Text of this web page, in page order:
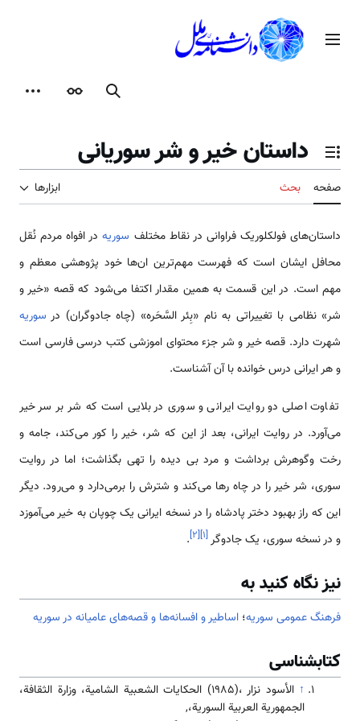
محتوامنوی اصلی
جستجوظاهر
تغییر وضعیت فهرست محتویات
داستان خیر و شر سوریانی
صفحه بحث ابزارها
د‌‌‌‌‌‌‌‌‌استان‌‌‌‌‌‌‌‌های فولکلوریک فراوانی در نقاط مختلف سوریهدر افواه مردم نُقل
محافل ایشان ‌‌‌‌‌‌‌‌‌است که فهرست مهم­‌‌‌‌‌‌‌ترین ان‌‌‌‌‌‌‌‌‌‌‌‌‌‌ها خود پژوهشی معظم و
مهم ‌‌‌‌‌‌‌‌‌است. در این قسمت به همین مقدار اکتفا ‌‌‌‌‌‌می‌شود که قصه «خیر و
شر» نظامی با تغییراتی به نام «بِئر السَّحَره» (چاه جادوگران) در سوریه
شهرت دارد. قصه خیر و شر جزء محتوای اموزشی کتب درسی فارسی ‌‌‌‌‌‌‌‌‌است
و هر ایرانی درس خوانده با آن آشناست.
تفاوت اصلی دو روایت ایرانی و سوری در بلایی ‌‌‌‌‌‌‌‌‌است که شر بر سر خیر
‌‌‌‌‌‌می‌آورد. در روایت ایرانی، بعد از این که شر، خیر را کور ‌‌‌‌‌‌می‌کند، جامه و
رخت وگوهرش برداشت و مرد بی دیده را تهی بگذاشت؛ اما در روایت
سوری، شر خیر را در چاه ر‌‌‌‌‌‌‌‌ها ‌‌‌‌‌‌می‌کند و شترش را بر‌‌‌‌‌‌می‌دارد و ‌‌‌‌‌‌می‎‌رود. دیگر
این که راز بهبود دختر پادشاه را در نسخه ایرانی یک چوپان به خیر ‌‌‌‌‌‌می‌آموزد
و در نسخه سوری، یک جادوگر [۱]
[۲]
.
نیز نگاه کنید به
فرهنگ عمومی سوریه؛ اساطیر و افسانه‌ها و قصه‌های عامیانه در سوریه
کتابشناسی
↑
الأسود نزار ،(1985) الحكايات الشعبية الشامية، وزارة الثقافة،
الجمهورية العربية السورية،,